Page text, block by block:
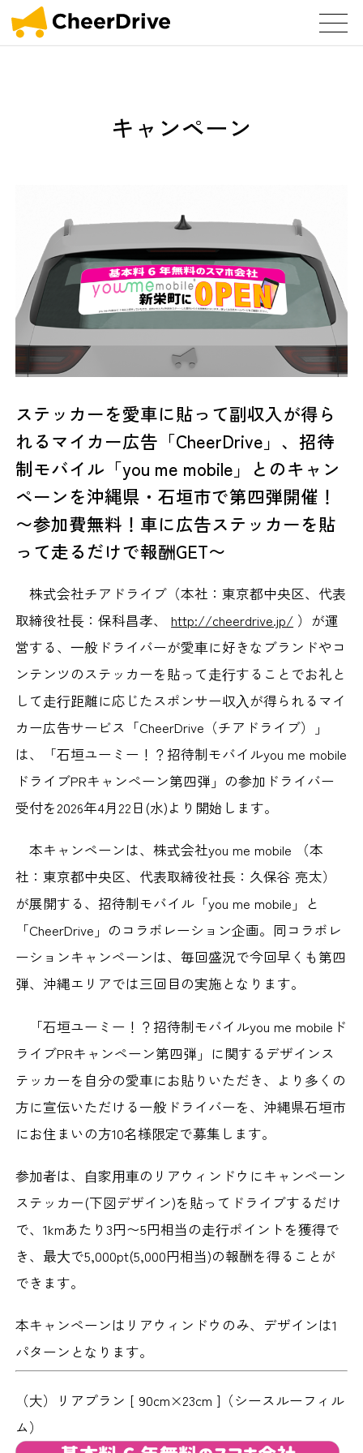
キャンペーン
ステッカーを愛車に貼って副収入が得ら
れるマイカー広告「CheerDrive」、招待
制モバイル「you me mobile」とのキャン
ペーンを沖縄県・石垣市で第四弾開催！
〜参加費無料！車に広告ステッカーを貼
って走るだけで報酬GET〜
株式会社チアドライブ（本社：東京都中央区、代表
取締役社⻑：保科昌孝、http://cheerdrive.jp/ ）が運
営する、⼀般ドライバーが愛⾞に好きなブランドやコ
ンテンツのステッカーを貼って⾛⾏することでお礼と
して⾛⾏距離に応じたスポンサー収⼊が得られるマイ
カー広告サービス「CheerDrive（チアドライブ）」
は、「石垣ユーミー！？招待制モバイルyou me mobile
ドライブPRキャンペーン第四弾」の参加ドライバー
受付を2026年4月22日(水)より開始します。
本キャンペーンは、株式会社you me mobile （本
社：東京都中央区、代表取締役社長：久保谷 亮太）
が展開する、招待制モバイル「you me mobile」と
「CheerDrive」のコラボレーション企画。同コラボレ
ーションキャンペーンは、毎回盛況で今回早くも第四
弾、沖縄エリアでは三回目の実施となります。
「石垣ユーミー！？招待制モバイルyou me mobileド
ライブPRキャンペーン第四弾」に関するデザインス
テッカーを自分の愛車にお貼りいただき、より多くの
方に宣伝いただける一般ドライバーを、沖縄県石垣市
にお住まいの方10名様限定で募集します。
参加者は、⾃家⽤⾞のリアウィンドウにキャンペーン
ステッカー(下図デザイン)を貼ってドライブするだけ
で、1kmあたり3円〜5円相当の⾛⾏ポイントを獲得で
き、最⼤で5,000pt(5,000円相当)の報酬を得ることが
できます。
本キャンペーンはリアウィンドウのみ、デザインは1
パターンとなります。
（大）リアプラン [ 90cm×23cm ] （シースルーフィル
ム）